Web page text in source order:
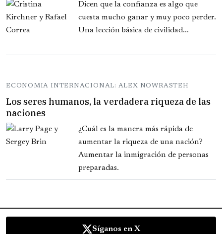
Dicen que la confianza es algo que
cuesta mucho ganar y muy poco perder.
Una lección básica de civilidad...
ECONOMIA INTERNACIONAL: ALEX NOWRASTEH
Los seres humanos, la verdadera riqueza de las
naciones
¿Cuál es la manera más rápida de
aumentar la riqueza de una nación?
Aumentar la inmigración de personas
preparadas.
Síganos en X